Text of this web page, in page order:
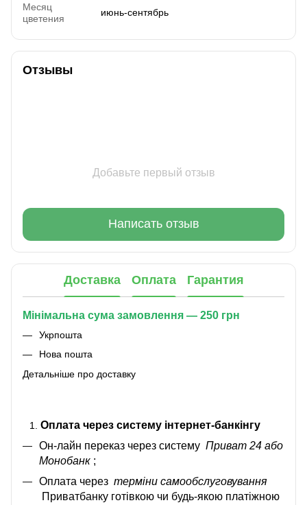
Месяц
цветения
июнь-сентябрь
Отзывы
Добавьте первый отзыв
Написать отзыв
Доставка Оплата Гарантия
Мінімальна сума замовлення — 250 грн
Укрпошта
Нова пошта
Детальніше про доставку
Оплата через систему інтернет-банкінгу
Он-лайн переказ через систему Приват 24 або
Монобанк ;
Оплата через терміни самообслуговування
Приватбанку готівкою чи будь-якою платіжною